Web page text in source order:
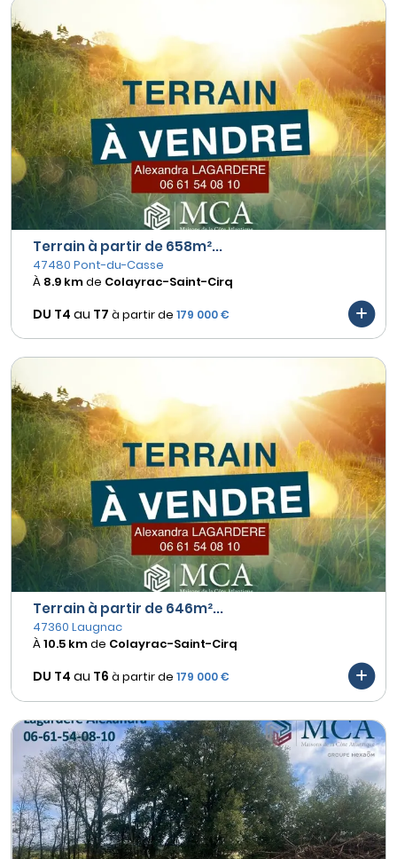
Terrain à partir de 658m²...
47480 Pont-du-Casse
À 8.9 kmde Colayrac-Saint-Cirq
DU T4 au T7 à partir de 179 000 €
Terrain à partir de 646m²...
47360 Laugnac
À10.5 kmde Colayrac-Saint-Cirq
DU T4 au T6 à partir de 179 000 €